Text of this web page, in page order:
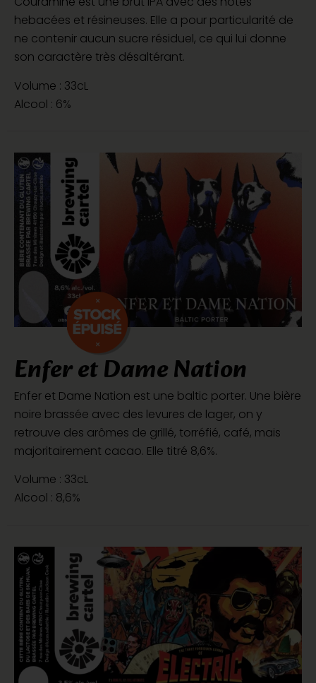
hebacées et résineuses. Elle a pour particularité de
ne contenir aucun sucre résiduel, ce qui lui donne
son caractère très désaltérant.
Volume : 33cL
Alcool : 6%
Enfer et Dame Nation
Enfer et Dame Nation est une baltic porter. Une bière
noire brassée avec des levures de lager, on y
retrouve des arômes de grillé, torréfié, café, mais
majoritairement cacao. Elle titré 8,6%.
Volume : 33cL
Alcool : 8,6%